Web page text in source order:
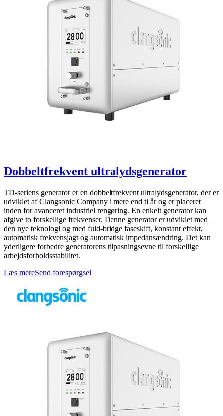
Dobbeltfrekvent ultralydsgenerator
TD-seriens generator er en dobbeltfrekvent ultralydsgenerator, der er
udviklet af Clangsonic Company i mere end ti år og er placeret
inden for avanceret industriel rengøring. En enkelt generator kan
afgive to forskellige frekvenser. Denne generator er udviklet med
den nye teknologi og med fuld-bridge faseskift, konstant effekt,
automatisk frekvensjagt og automatisk impedansændring. Det kan
yderligere forbedre generatorens tilpasningsevne til forskellige
arbejdsforholdsstabilitet.
Læs mereSend forespørgsel